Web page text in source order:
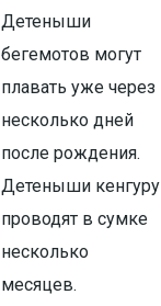
Детеныши
бегемотов могут
плавать уже через
несколько дней
после рождения.
Детеныши кенгуру
проводят в сумке
несколько
месяцев.